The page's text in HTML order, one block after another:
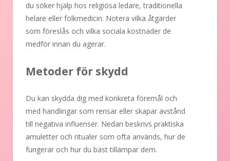
du söker hjälp hos religiösa ledare, traditionella
helare eller folkmedicin. Notera vilka åtgärder
som föreslås och vilka sociala kostnader de
medför innan du agerar.
Metoder för skydd
Du kan skydda dig med konkreta föremål och
med handlingar som rensar eller skapar avstånd
till negativa influenser. Nedan beskrivs praktiska
amuletter och ritualer som ofta används, hur de
fungerar och hur du bäst tillämpar dem.